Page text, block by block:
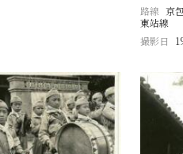
路線 京
東站線
撮影日